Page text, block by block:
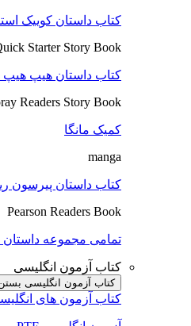
کتاب داستان کوییک
Starter Story Book
کتاب داستان هیپ هیپ
Readers Story Book
کمیک مانگا
manga
کتاب داستان پیرسون
Pearson Readers Book
تمامی مجموعه داستان
کتاب آزمون انگلیسی
کتاب آزمون انگلیسی
کتاب آزمون های